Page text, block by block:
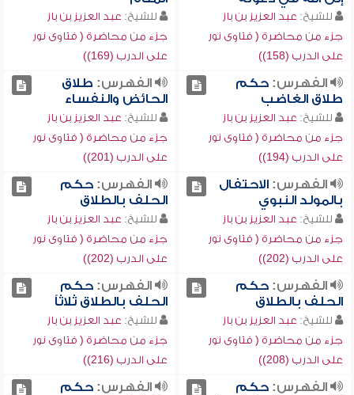
للشيخ: عبد العزيز بن باز
جزء من محاضرة ( فتاوى نور
على الدرب (158))
للشيخ: عبد العزيز بن باز
جزء من محاضرة ( فتاوى نور
على الدرب (169))
الفهرس:حكم
طلاق الغاضب
للشيخ: عبد العزيز بن باز
جزء من محاضرة ( فتاوى نور
على الدرب (194))
الفهرس: طلاق
الحائض والنفساء
للشيخ: عبد العزيز بن باز
جزء من محاضرة ( فتاوى نور
على الدرب (201))
الفهرس:الاحتفال
بالمولد النبوي
للشيخ: عبد العزيز بن باز
جزء من محاضرة ( فتاوى نور
على الدرب (202))
الفهرس:حكم
الحلف بالطلاق
للشيخ: عبد العزيز بن باز
جزء من محاضرة ( فتاوى نور
على الدرب (202))
الفهرس:حكم
الحلف بالطلاق
للشيخ: عبد العزيز بن باز
جزء من محاضرة ( فتاوى نور
على الدرب (208))
الفهرس:حكم
الحلف بالطلاق ثلاثاً
للشيخ: عبد العزيز بن باز
جزء من محاضرة ( فتاوى نور
على الدرب (216))
الفهرس:حكم
الفهرس:حكم